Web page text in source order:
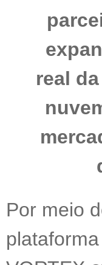
real
Por meio